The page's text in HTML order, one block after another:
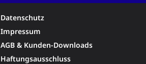
Datenschutz
Impressum
AGB & Kunden-Downloads
Haftungsausschluss